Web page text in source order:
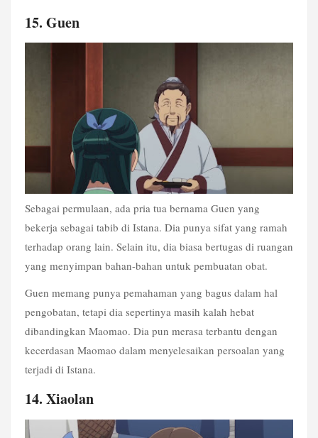
15. Guen
Sebagai permulaan, ada pria tua bernama Guen yang
bekerja sebagai tabib di Istana. Dia punya sifat yang ramah
terhadap orang lain. Selain itu, dia biasa bertugas di ruangan
yang menyimpan bahan-bahan untuk pembuatan obat.
Guen memang punya pemahaman yang bagus dalam hal
pengobatan, tetapi dia sepertinya masih kalah hebat
dibandingkan Maomao. Dia pun merasa terbantu dengan
kecerdasan Maomao dalam menyelesaikan persoalan yang
terjadi di Istana.
14. Xiaolan